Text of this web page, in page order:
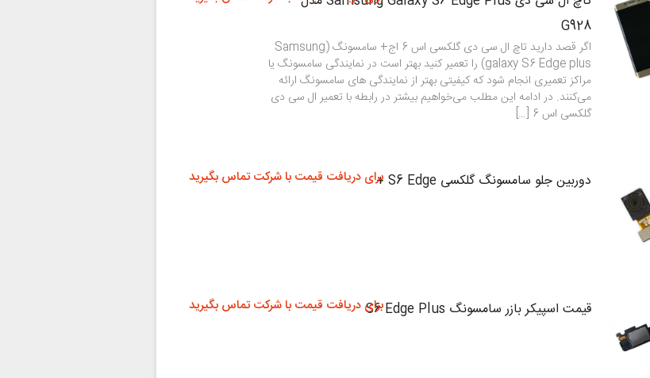
G928
اگر قصد دارید تاچ ال سی دی گلکسی اس 6 اج+ سامسونگ (Samsung
galaxy S6 Edge plus) را تعمیر کنید بهتر است در نمایندگی سامسونگ یا
مراکز تعمیری انجام شود که کیفیتی بهتر از نمایندگی های سامسونگ ارائه
می‌کنند. در ادامه این مطلب می‌خواهیم بیشتر در رابطه با تعمیر ال سی دی
گلکسی اس 6 […]
دوربین جلو سامسونگ گلکسی S6 Edge + برای دریافت قیمت با شرکت تماس بگیرید
قیمت اسپیکر بازر سامسونگ S6 Edge Plus برای دریافت قیمت با شرکت تماس بگیرید